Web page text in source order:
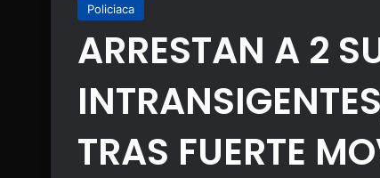
Policiaca
ARRESTAN A 2
TRAS FUERTE